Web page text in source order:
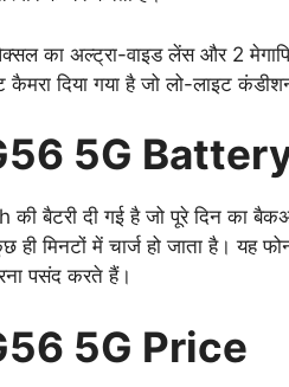
का अल्ट्रा-वाइड लेंस और 2
कैमरा दिया गया है जो लो-लाइट
5G
बैटरी दी गई है जो पूरे दिन का
मिनटों में चार्ज हो जाता है। यह
पसंद करते हैं।
5G Price